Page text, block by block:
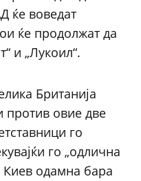
ќе воведат
ќе продолжат да
и „Лукоил“.
Британија
против овие две
го
го „одлична
Киев одамна бара